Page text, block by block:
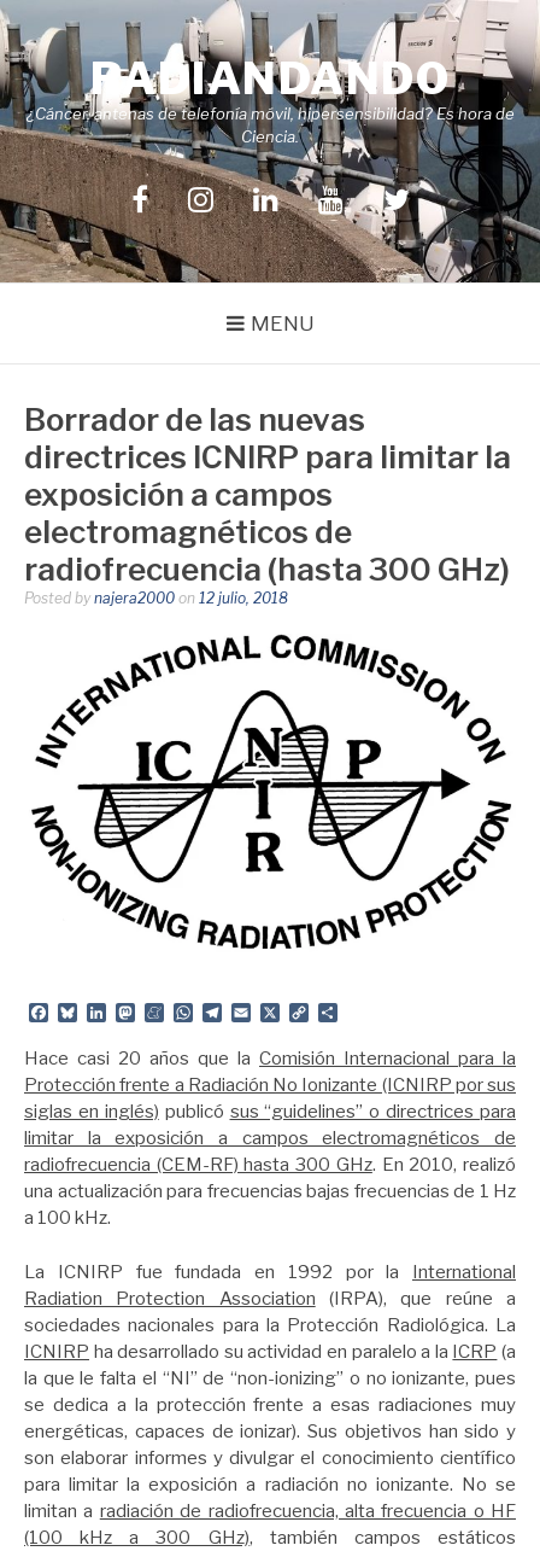
Skip
to
content
RADIANDANDO
¿Cáncer, antenas de telefonía móvil, hipersensibilidad? Es hora de
Ciencia.
FacebookInstagramLinkedInYouTubeTwitter
MENU
Borrador de las nuevas
directrices ICNIRP para limitar la
exposición a campos
electromagnéticos de
radiofrecuencia (hasta 300 GHz)
Posted by najera2000 on 12 julio, 2018
Facebook
BlueskyLinkedIn
Mastodon
Meneame
WhatsApp
Telegram
Email
X
Copy
Hace casi 20 años que la Comisión Internacional para la
Protección frente a Radiación No Ionizante (ICNIRP por sus
siglas en inglés) publicó sus “guidelines” o directrices para
limitar la exposición a campos electromagnéticos de
radiofrecuencia (CEM-RF) hasta 300 GHz. En 2010, realizó
una actualización para frecuencias bajas frecuencias de 1 Hz
a 100 kHz.
La ICNIRP fue fundada en 1992 por la International
Radiation Protection Association (IRPA), que reúne a
sociedades nacionales para la Protección Radiológica. La
ICNIRP ha desarrollado su actividad en paralelo a la ICRP (a
la que le falta el “NI” de “non-ionizing” o no ionizante, pues
se dedica a la protección frente a esas radiaciones muy
energéticas, capaces de ionizar). Sus objetivos han sido y
son elaborar informes y divulgar el conocimiento científico
para limitar la exposición a radiación no ionizante. No se
limitan a radiación de radiofrecuencia, alta frecuencia o HF
(100 kHz a 300 GHz), también campos estáticos